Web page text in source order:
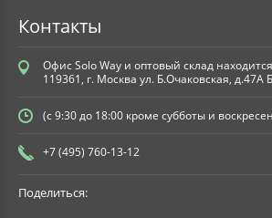
Контакты
Офис Solo Way и оптовый склад
119361, г. Москва ул. Б.Очаковская, д.47А
(с 9:30 до 18:00 кроме субботы и
+7 (495) 760-13-12
Поделиться: